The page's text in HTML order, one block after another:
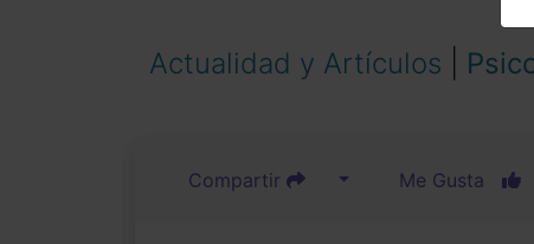
Actualidad y Artículos
Compartir Me Gusta